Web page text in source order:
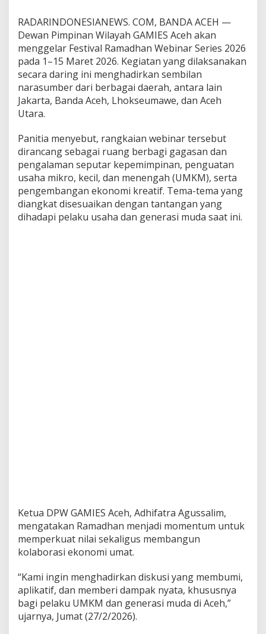
a
s
u
m
b
e
r
N
a
o
n
a
l
RADARINDONESIANEWS. COM, BANDA ACEH —
Dewan Pimpinan Wilayah GAMIES Aceh akan
menggelar Festival Ramadhan Webinar Series 2026
pada 1–15 Maret 2026. Kegiatan yang dilaksanakan
secara daring ini menghadirkan sembilan
narasumber dari berbagai daerah, antara lain
Jakarta, Banda Aceh, Lhokseumawe, dan Aceh
Utara.
Panitia menyebut, rangkaian webinar tersebut
dirancang sebagai ruang berbagi gagasan dan
pengalaman seputar kepemimpinan, penguatan
usaha mikro, kecil, dan menengah (UMKM), serta
pengembangan ekonomi kreatif. Tema-tema yang
diangkat disesuaikan dengan tantangan yang
dihadapi pelaku usaha dan generasi muda saat ini.
Ketua DPW GAMIES Aceh, Adhifatra Agussalim,
mengatakan Ramadhan menjadi momentum untuk
memperkuat nilai sekaligus membangun
kolaborasi ekonomi umat.
“Kami ingin menghadirkan diskusi yang membumi,
aplikatif, dan memberi dampak nyata, khususnya
bagi pelaku UMKM dan generasi muda di Aceh,”
ujarnya, Jumat (27/2/2026).